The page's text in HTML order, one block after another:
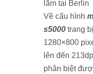
lãm tại Berlin
Về cấu hình
s5000 trang
1280×800
lên đến
phân biệt